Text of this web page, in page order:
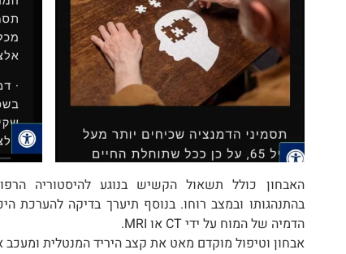
האבחון כולל תשאול הקשיש בנוגע להיסטוריה
בהתנהגותו ובמצב רוחו. בנוסף תיערך בדיקה להערכת
הדמיה של המוח על ידי CT או MRI.
אבחון וטיפול מוקדם מאט את קצב היריד המנטלית